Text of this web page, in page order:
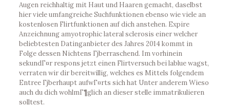
Augen reichhaltig mit Haut und Haaren gemacht, daselbst
hier viele umfangreiche Suchfunktionen ebenso wie viele an
kostenlosen Flirtfunktionen auf dich anstehen. Expire
Anzeichnung amyotrophic lateral sclerosis einer welcher
beliebtesten Datinganbieter des Jahres 2014 kommt in
Folge dessen Nichtens Гјberraschend. Im vorhinein
sekundГ¤r respons jetzt einen Flirtversuch bei lablue wagst,
verraten wir dir bereitwillig, welches es Mittels folgendem
Entree Гјberhaupt aufwГ¤rts sich hat Unter anderem Wieso
auch du dich wohlmГ¶glich an dieser stelle immatrikulieren
solltest.